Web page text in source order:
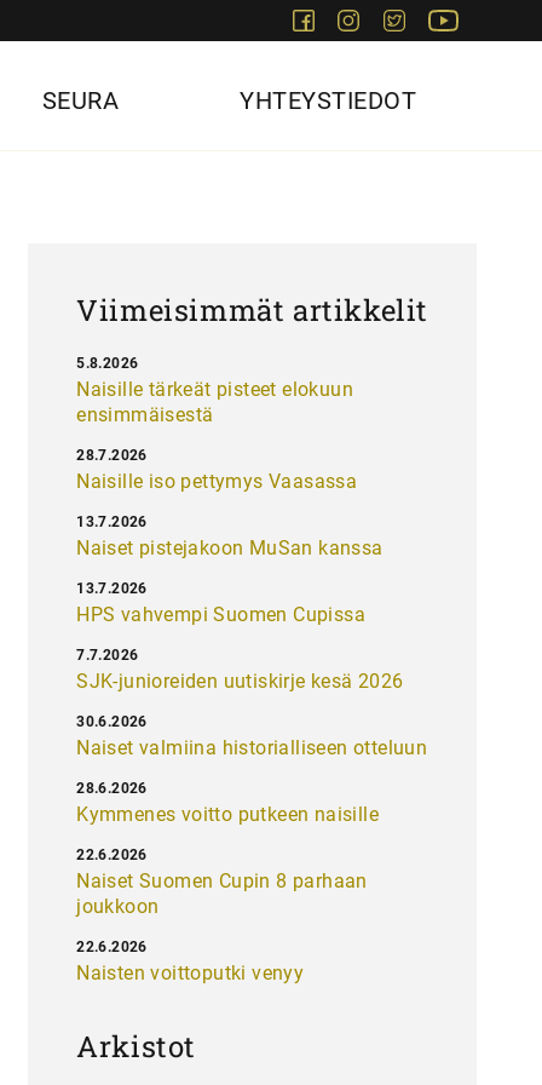
FacebookInstagram
Twitter
SEURA YHTEYSTIEDOT
Viimeisimmät artikkelit
Naisille tärkeät pisteet elokuun
ensimmäisestä
5.8.2026
Naisille iso pettymys Vaasassa
28.7.2026
Naiset pistejakoon MuSan kanssa
13.7.2026
HPS vahvempi Suomen Cupissa
13.7.2026
SJK-junioreiden uutiskirje kesä 2026
7.7.2026
Naiset valmiina historialliseen otteluun
30.6.2026
Kymmenes voitto putkeen naisille
28.6.2026
Naiset Suomen Cupin 8 parhaan
joukkoon
22.6.2026
Naisten voittoputki venyy
22.6.2026
Arkistot